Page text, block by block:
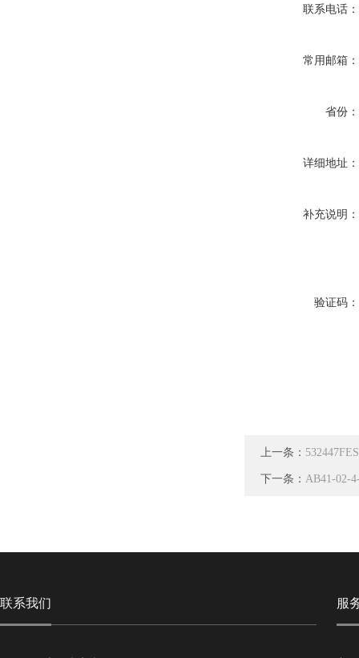
联系电话：
常用邮箱：
省份：
详细地址：
补充说明：
验证码：
上一条：
下一条： AB41-02-
联系我们 服